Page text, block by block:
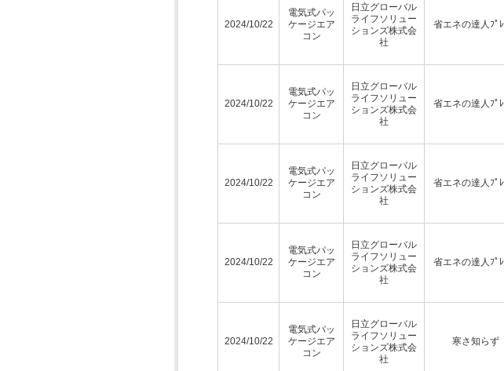
2024/10/22
電気式パッ
ケージエア
コン
日立グローバル
ライフソリュー
ションズ株式会
社
省エネの達人ﾌﾟ
2024/10/22
電気式パッ
ケージエア
コン
日立グローバル
ライフソリュー
ションズ株式会
社
省エネの達人ﾌﾟ
2024/10/22
電気式パッ
ケージエア
コン
日立グローバル
ライフソリュー
ションズ株式会
社
省エネの達人ﾌﾟ
2024/10/22
電気式パッ
ケージエア
コン
日立グローバル
ライフソリュー
ションズ株式会
社
省エネの達人ﾌﾟ
2024/10/22
電気式パッ
ケージエア
コン
日立グローバル
ライフソリュー
ションズ株式会
社
寒さ知らず